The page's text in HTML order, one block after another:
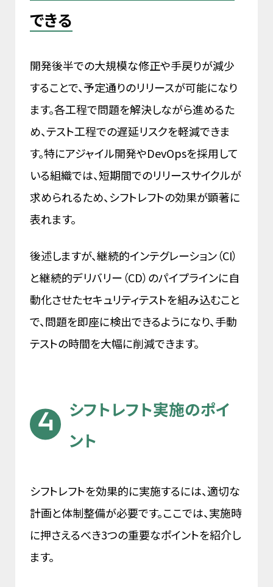
できる
開発後半での大規模な修正や手戻りが減少
することで、予定通りのリリースが可能になり
ます。各工程で問題を解決しながら進めるた
め、テスト工程での遅延リスクを軽減できま
す。特にアジャイル開発やDevOpsを採用して
いる組織では、短期間でのリリースサイクルが
求められるため、シフトレフトの効果が顕著に
表れます。
後述しますが、継続的インテグレーション（CI）
と継続的デリバリー（CD）のパイプラインに自
動化させたセキュリティテストを組み込むこと
で、問題を即座に検出できるようになり、手動
テストの時間を大幅に削減できます。
シフトレフト実施のポイ
ント
シフトレフトを効果的に実施するには、適切な
計画と体制整備が必要です。ここでは、実施時
に押さえるべき3つの重要なポイントを紹介し
ます。